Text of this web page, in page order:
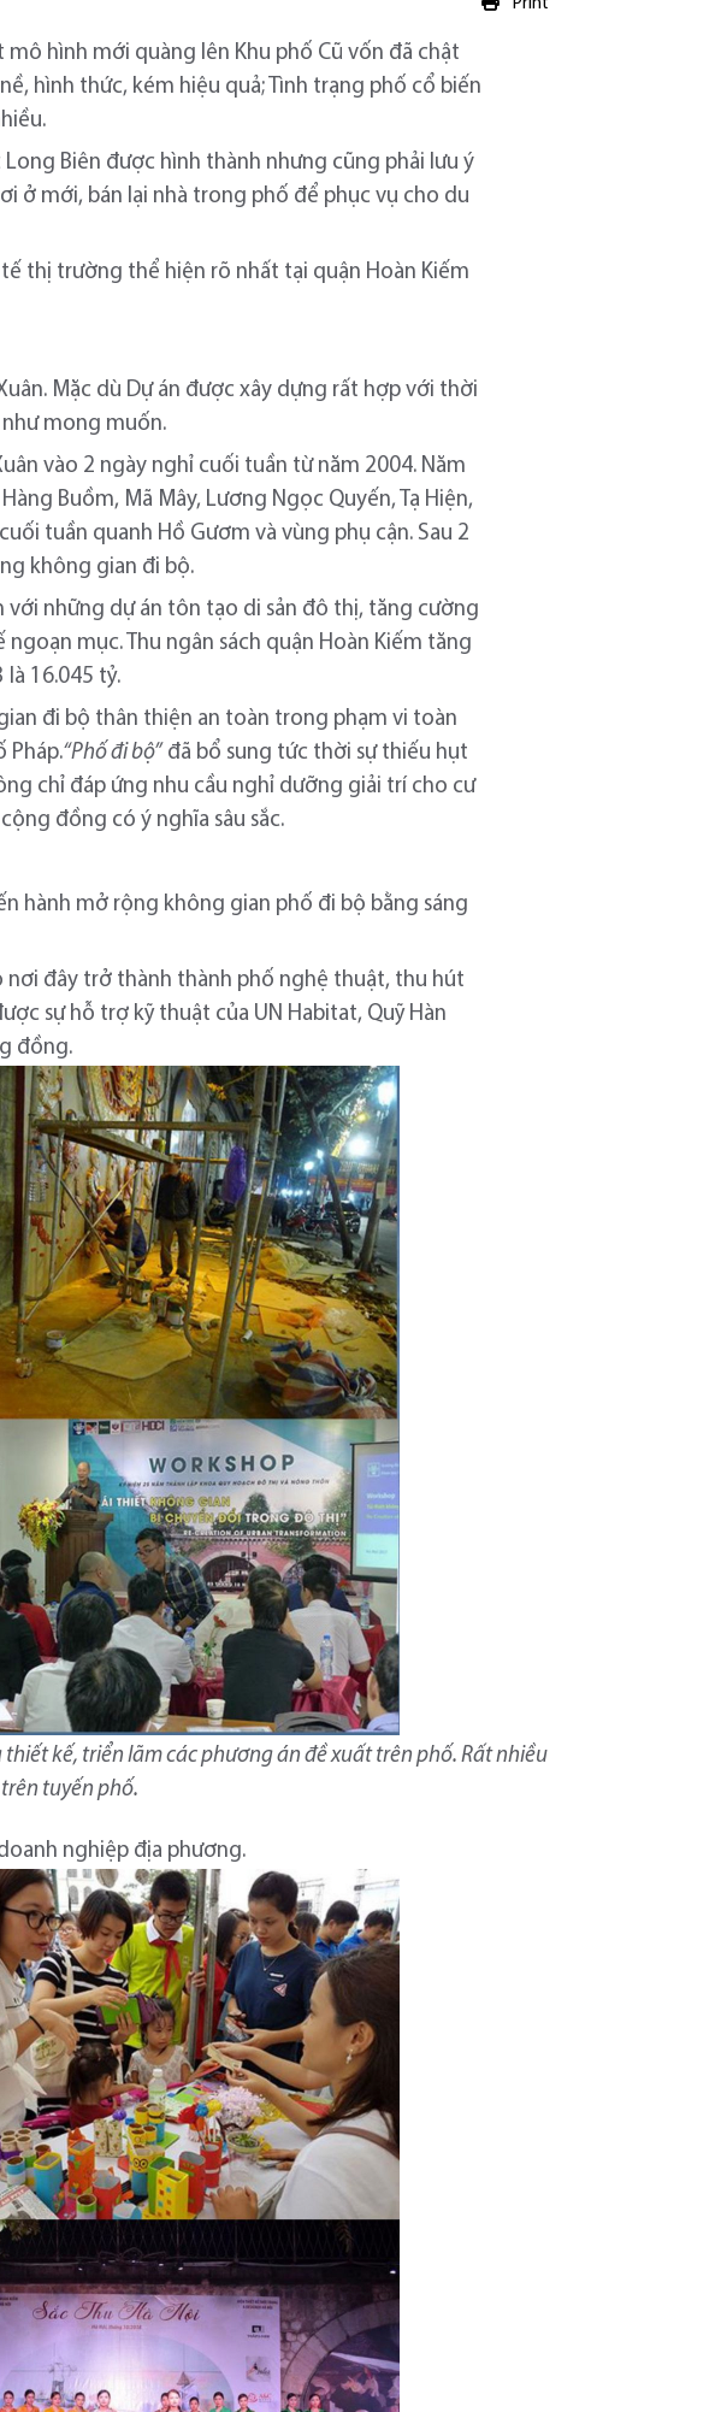
Print
hình mới quàng lên Khu phố Cũ vốn đã chật
hình thức, kém hiệu quả; Tình trạng phố cổ biến
Biên được hình thành nhưng cũng phải lưu ý
ở mới, bán lại nhà trong phố để phục vụ cho du
thị trường thể hiện rõ nhất tại quận Hoàn Kiếm
Mặc dù Dự án được xây dựng rất hợp với thời
mong muốn.
vào 2 ngày nghỉ cuối tuần từ năm 2004. Năm
Buồm, Mã Mây, Lương Ngọc Quyến, Tạ Hiện,
tuần quanh Hồ Gươm và vùng phụ cận. Sau 2
không gian đi bộ.
với những dự án tôn tạo di sản đô thị, tăng cường
mục. Thu ngân sách quận Hoàn Kiếm tăng
16.045 tỷ.
đi bộ thân thiện an toàn trong phạm vi toàn
Pháp.“Phố đi bộ” đã bổ sung tức thời sự thiếu hụt
chỉ đáp ứng nhu cầu nghỉ dưỡng giải trí cho cư
đồng có ý nghĩa sâu sắc.
hành mở rộng không gian phố đi bộ bằng sáng
nơi đây trở thành thành phố nghệ thuật, thu hút
sự hỗ trợ kỹ thuật của UN Habitat, Quỹ Hàn
đồng.
kế, triển lãm các phương án đề xuất trên phố. Rất nhiều
tuyến phố.
nghiệp địa phương.